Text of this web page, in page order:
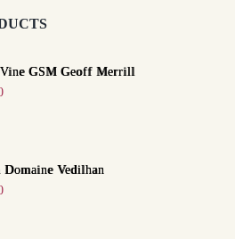
GSM Geoff Merrill
Domaine Vedilhan